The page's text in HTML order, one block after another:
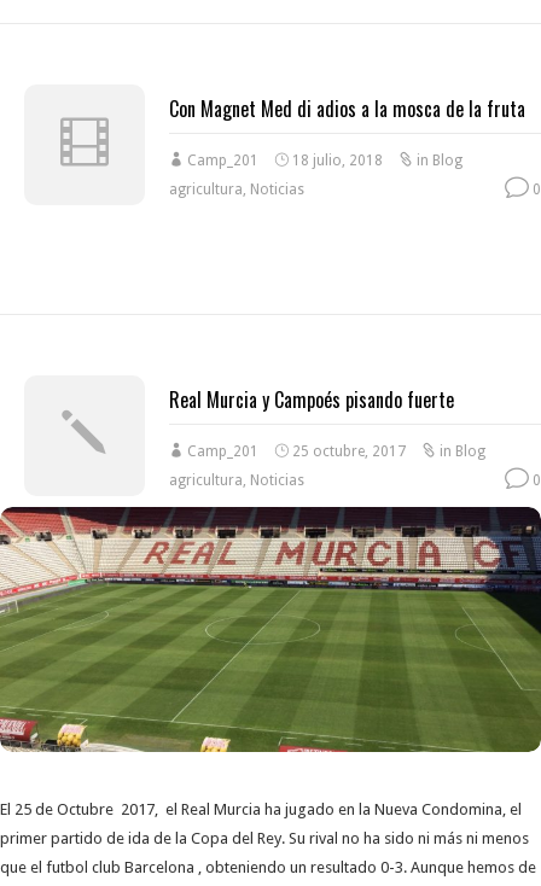
Con Magnet Med di adios a la mosca de la fruta
Camp_201 18 julio, 2018 in Blog
agricultura, Noticias 0
Real Murcia y Campoés pisando fuerte
Camp_201 25 octubre, 2017 in Blog
agricultura, Noticias 0
El 25 de Octubre 2017, el Real Murcia ha jugado en la Nueva Condomina, el
primer partido de ida de la Copa del Rey. Su rival no ha sido ni más ni menos
que el futbol club Barcelona , obteniendo un resultado 0-3. Aunque hemos de